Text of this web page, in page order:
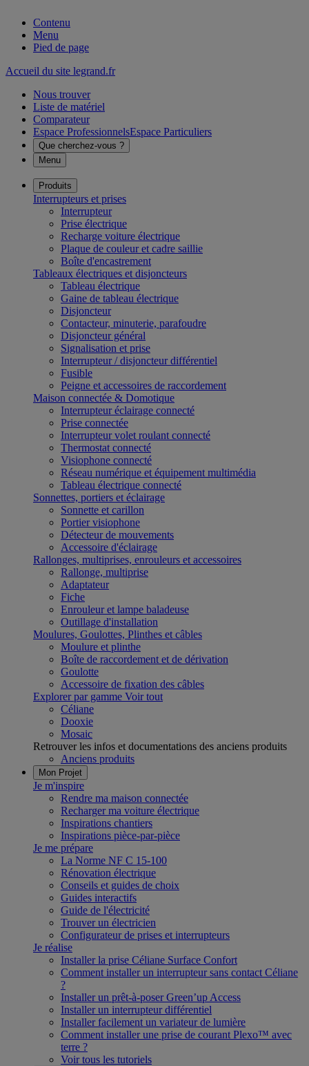
Contenu
Menu
Pied de page
Accueil du site legrand.fr
Nous trouver
Liste de matériel
Comparateur
Espace ProfessionnelsEspace Particuliers
Que cherchez-vous ?
Menu
Produits
Interrupteurs et prises
Interrupteur
Prise électrique
Recharge voiture électrique
Plaque de couleur et cadre saillie
Boîte d'encastrement
Tableaux électriques et disjoncteurs
Tableau électrique
Gaine de tableau électrique
Disjoncteur
Contacteur, minuterie, parafoudre
Disjoncteur général
Signalisation et prise
Interrupteur / disjoncteur différentiel
Fusible
Peigne et accessoires de raccordement
Maison connectée & Domotique
Interrupteur éclairage connecté
Prise connectée
Interrupteur volet roulant connecté
Thermostat connecté
Visiophone connecté
Réseau numérique et équipement multimédia
Tableau électrique connecté
Sonnettes, portiers et éclairage
Sonnette et carillon
Portier visiophone
Détecteur de mouvements
Accessoire d'éclairage
Rallonges, multiprises, enrouleurs et accessoires
Rallonge, multiprise
Adaptateur
Fiche
Enrouleur et lampe baladeuse
Outillage d'installation
Moulures, Goulottes, Plinthes et câbles
Moulure et plinthe
Boîte de raccordement et de dérivation
Goulotte
Accessoire de fixation des câbles
Explorer par gamme Voir tout
Céliane
Dooxie
Mosaic
Retrouver les infos et documentations des anciens produits
Anciens produits
Mon Projet
Je m'inspire
Rendre ma maison connectée
Recharger ma voiture électrique
Inspirations chantiers
Inspirations pièce-par-pièce
Je me prépare
La Norme NF C 15-100
Rénovation électrique
Conseils et guides de choix
Guides interactifs
Guide de l'électricité
Trouver un électricien
Configurateur de prises et interrupteurs
Je réalise
Installer la prise Céliane Surface Confort
Comment installer un interrupteur sans contact Céliane
?
Installer un prêt-à-poser Green’up Access
Installer un interrupteur différentiel
Installer facilement un variateur de lumière
Comment installer une prise de courant Plexo™ avec
terre ?
Voir tous les tutoriels